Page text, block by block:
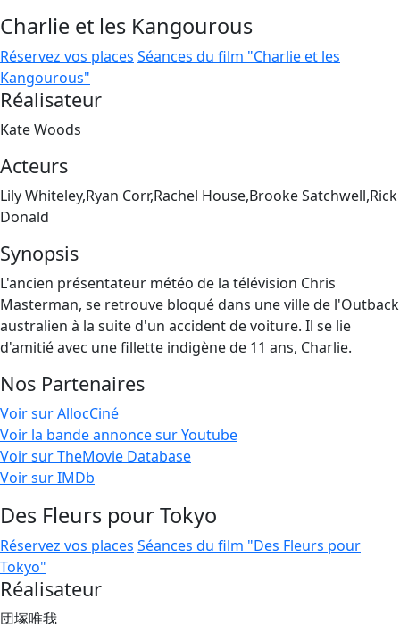
Charlie et les Kangourous
Réservez vos places Séances du film "Charlie et les
Kangourous"
Réalisateur
Kate Woods
Acteurs
Lily Whiteley,Ryan Corr,Rachel House,Brooke Satchwell,Rick
Donald
Synopsis
L'ancien présentateur météo de la télévision Chris
Masterman, se retrouve bloqué dans une ville de l'Outback
australien à la suite d'un accident de voiture. Il se lie
d'amitié avec une fillette indigène de 11 ans, Charlie.
Nos Partenaires
Voir sur AllocCiné
Voir la bande annonce sur Youtube
Voir sur TheMovie Database
Voir sur IMDb
Des Fleurs pour Tokyo
Réservez vos places Séances du film "Des Fleurs pour
Tokyo"
Réalisateur
団塚唯我